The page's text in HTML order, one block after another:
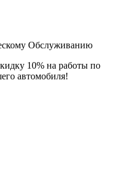
Обслуживанию
10% на работы по
автомобиля!